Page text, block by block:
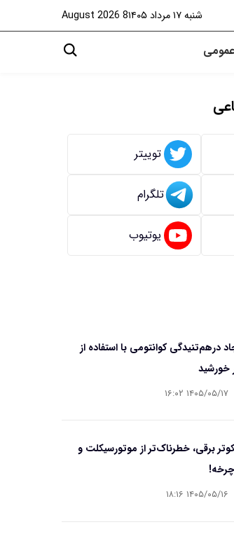
شنبه ۱۷ مرداد ۱۴۰۵ 8 August 2026
عمومی
توییتر
تلگرام
یوتیوب
درهم‌تنیدگی کوانتومی با استفاده از
خورشید
۱۴۰۵/۰۵/۱۷ ۱۶:۰۲
برقی، خطرناک‌تر از موتورسیکلت و
۱۴۰۵/۰۵/۱۶ ۱۸:۱۶